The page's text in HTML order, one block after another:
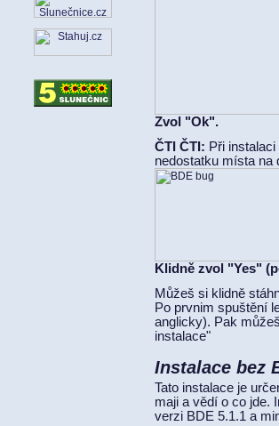
Zvol "Ok".
ČTI ČTI: Při
nedostatku místa na
Klidně zvol "Yes"
Můžeš si klidně
Po prvnim spuštění
anglicky). Pak
instalace"
Instalace bez
Tato instalace je
maji a vědí o co jde.
verzi BDE 5.1.1 a